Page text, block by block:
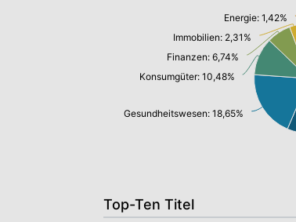
Gesundheitswesen: 18,65%
Konsumgüter: 10,48%
Finanzen: 6,74%
Immobilien: 2,31%
Energie: 1,42%
Top-Ten Titel